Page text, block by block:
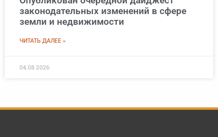
законодательных изменений в сфере
земли и недвижимости
ЧИТАТЬ ДАЛЕЕ »
04.08.2026